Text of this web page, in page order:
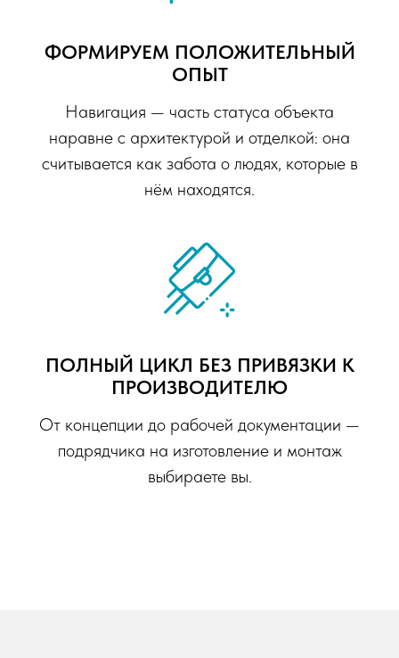
ФОРМИРУЕМ ПОЛОЖИТЕЛЬНЫЙ
ОПЫТ
Навигация — часть статуса объекта
наравне с архитектурой и отделкой: она
считывается как забота о людях, которые в
нём находятся.
ПОЛНЫЙ ЦИКЛ БЕЗ ПРИВЯЗКИ К
ПРОИЗВОДИТЕЛЮ
От концепции до рабочей документации —
подрядчика на изготовление и монтаж
выбираете вы.